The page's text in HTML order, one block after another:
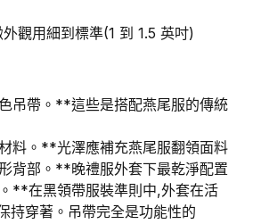
觀用細到標準(1 到 1.5 英吋)
吊帶。**這些是搭配燕尾服的傳統
料。**光澤應補充燕尾服翻領面料
背部。**晚禮服外套下最乾淨配置
**在黑領帶服裝準則中,外套在活
持穿著。吊帶完全是功能性的